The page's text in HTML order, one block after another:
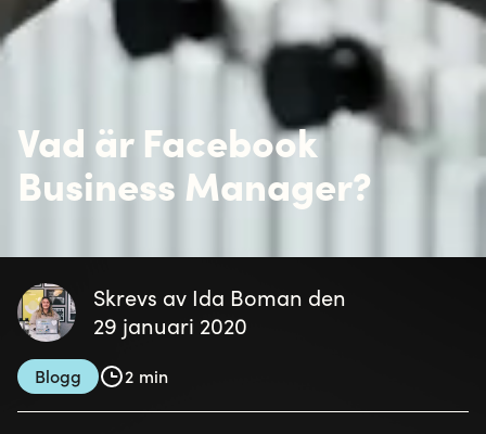
Vad är Facebook
Business Manager?
Skrevs av Ida Boman den
29 januari 2020
Blogg 2 min